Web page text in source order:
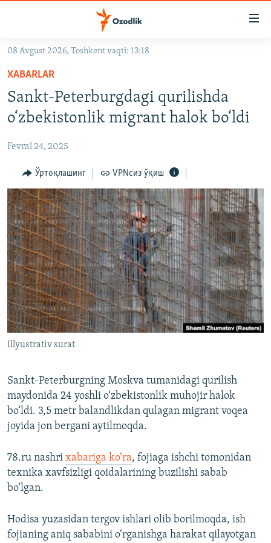
Асосий
навигацияга
ўтинг
Қидиришга
OZODVIDEO
OZODARXIV
На русском
ИЖТИМОИЙ ТАРМОҚЛАР
Озодлик бошқа тилларда
08 Avgust 2026, Toshkent vaqti: 13:18
XABARLAR
Sankt-Peterburgdagi qurilishda
o‘zbekistonlik migrant halok bo‘ldi
Fevral 24, 2025
Ўртоқлашинг VPNсиз ўқиш
Illyustrativ surat
Sankt-Peterburgning Moskva tumanidagi qurilish
maydonida 24 yoshli o‘zbekistonlik muhojir halok
bo‘ldi. 3,5 metr balandlikdan qulagan migrant voqea
joyida jon bergani aytilmoqda.
78.ru nashri xabariga ko‘ra, fojiaga ishchi tomonidan
texnika xavfsizligi qoidalarining buzilishi sabab
bo‘lgan.
Hodisa yuzasidan tergov ishlari olib borilmoqda, ish
fojianing aniq sababini o‘rganishga harakat qilayotgan